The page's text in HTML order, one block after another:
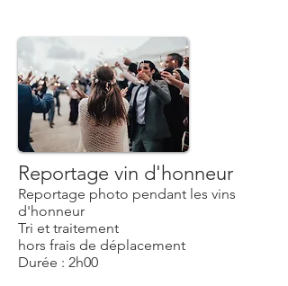
Reportage vin d'honneur
Reportage photo pendant les vins
d'honneur
Tri et traitement
hors frais de déplacement
Durée : 2h00